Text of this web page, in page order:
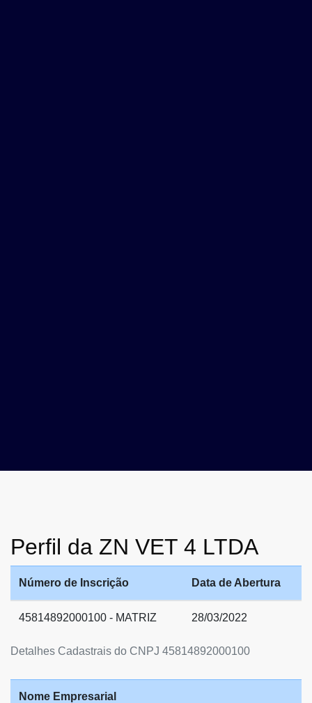
Perfil da ZN VET 4 LTDA
Detalhes Cadastrais do CNPJ 45814892000100
Número de Inscrição Data de Abertura
45814892000100 - MATRIZ 28/03/2022
Nome Empresarial